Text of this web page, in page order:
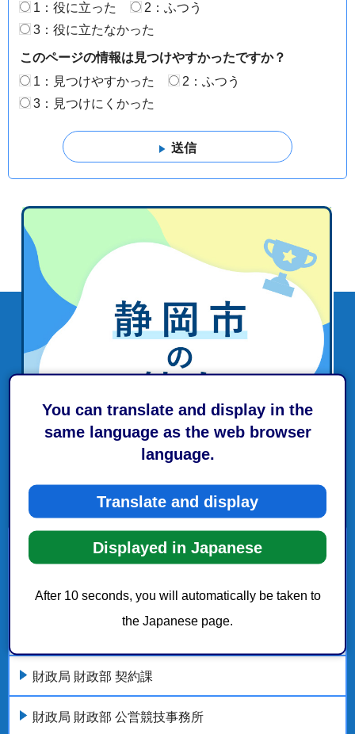
You can translate and display in the
same language as the web browser
language.
Translate and display
Displayed in Japanese
After 10 seconds, you will automatically be taken to
the Japanese page.
1：役に立った
2：ふつう
3：役に立たなかった
このページの情報は見つけやすかったですか？
1：見つけやすかった
2：ふつう
3：見つけにくかった
財政局 財政部 財政課
財政局 財政部 契約課
財政局 財政部 公営競技事務所